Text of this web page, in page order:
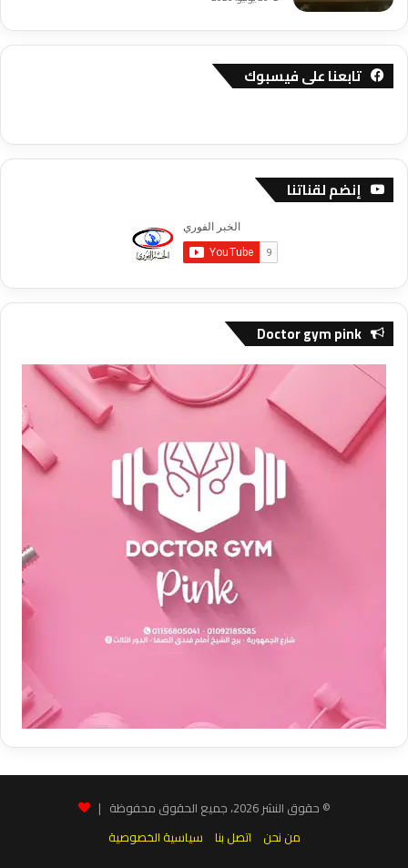
تابعنا على فيسبوك
إنضم لقناتنا
Doctor gym pink
© حقوق النشر 2026، جميع الحقوق محفوظة |
من نحن
اتصل بنا سياسية الخصوصية